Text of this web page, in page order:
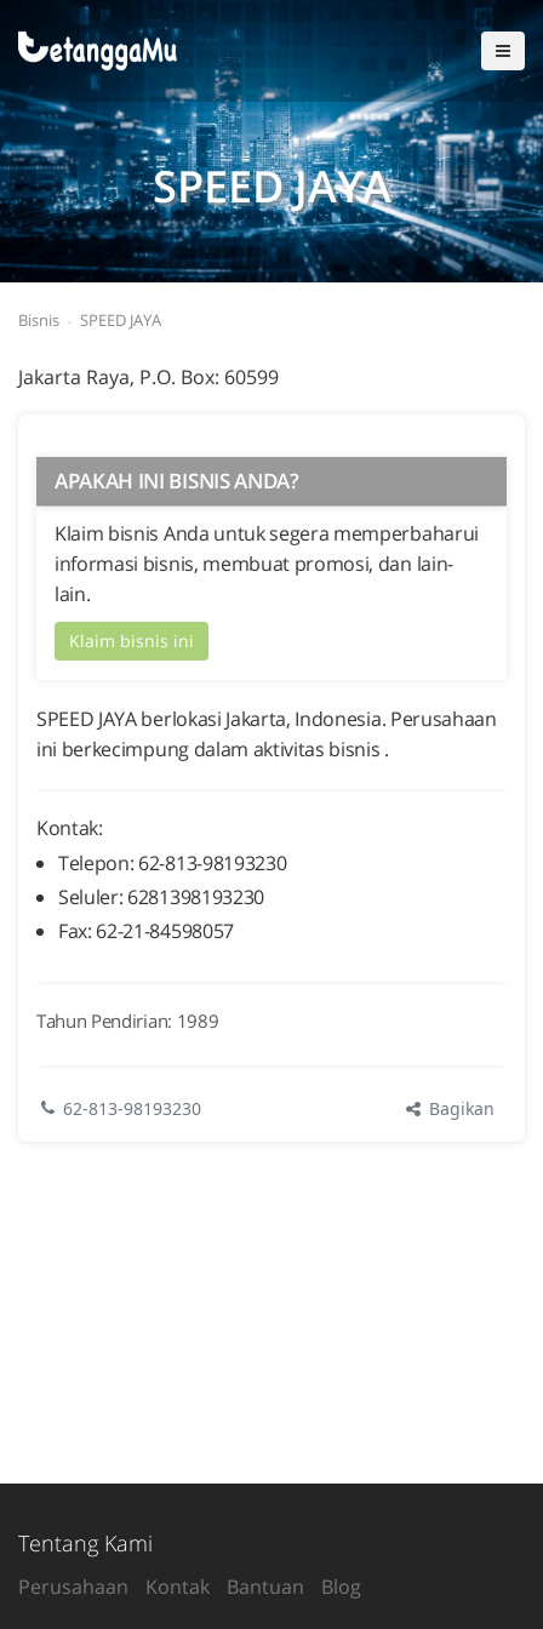
SPEED JAYA
Bisnis SPEED JAYA
Jakarta Raya, P.O. Box: 60599
APAKAH INI BISNIS ANDA?
Klaim bisnis Anda untuk segera memperbaharui
informasi bisnis, membuat promosi, dan lain-
lain.
Klaim bisnis ini
SPEED JAYA berlokasi Jakarta, Indonesia. Perusahaan
ini berkecimpung dalam aktivitas bisnis .
Kontak:
Telepon: 62-813-98193230
Seluler: 6281398193230
Fax: 62-21-84598057
Tahun Pendirian: 1989
62-813-98193230 Bagikan
Tentang Kami
Perusahaan Kontak Bantuan Blog